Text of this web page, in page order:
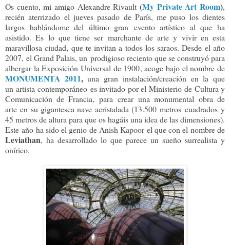
Os cuento, mi amigo Alexandre Rivault (My Private Art Room),
recién aterrizado el jueves pasado de París, me puso los dientes
largos hablándome del último gran evento artístico al que ha
asistido. Es lo que tiene ser marchante de arte y vivir en esta
maravillosa ciudad, que te invitan a todos los saraos. Desde el año
2007, el Grand Palais, un prodigioso reciento que se construyó para
albergar la Exposición Universal de 1900, acoge bajo el nombre de
MONUMENTA 2011,una gran instalación/creación en la que
unartista contemporáneo es invitado por el Ministerio de Cultura y
Comunicación de Francia, para crear una monumental obra de
arte en su gigantesca nave acristalada (13.500 metros cuadradosy
45 metros de altura para que os hagáis una idea de las dimensiones).
Esteaño ha sido el genio de Anish Kapoor el que con el nombre de
Leviathan, ha desarrollado lo que parece un sueño surrealista y
onírico.